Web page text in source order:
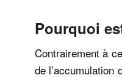
Pourquoi
Contrairement à
de